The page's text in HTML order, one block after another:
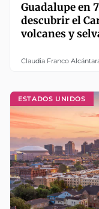
Guadalupe en
descubrir el
volcanes y
Claudia Franco
ESTADOS UNIDOS